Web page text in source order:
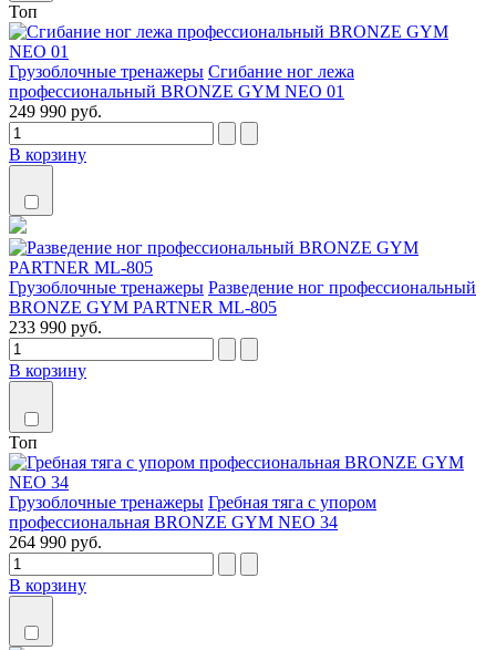
Топ
Грузоблочные тренажеры Сгибание ног лежа
профессиональный BRONZE GYM NEO 01
249 990 руб.
В корзину
Грузоблочные тренажеры Разведение ног профессиональный
BRONZE GYM PARTNER ML-805
233 990 руб.
В корзину
Топ
Грузоблочные тренажеры Гребная тяга с упором
профессиональная BRONZE GYM NEO 34
264 990 руб.
В корзину